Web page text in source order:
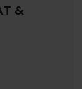
&